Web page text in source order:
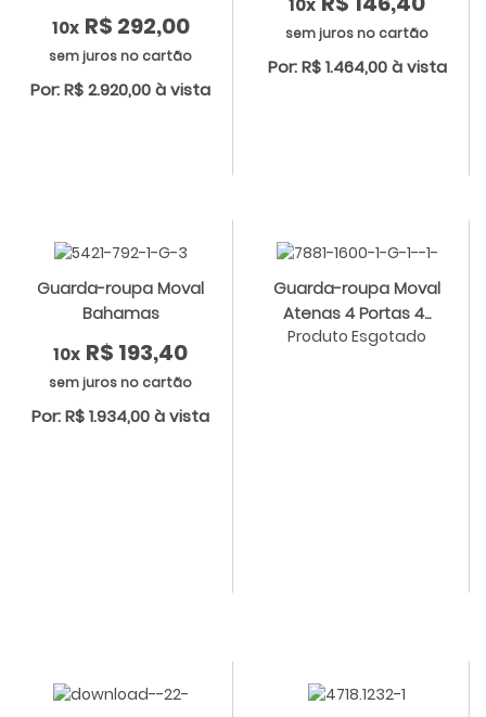
10x R$ 292,00
sem juros no cartão
Por: R$ 2.920,00 à vista
10x
sem juros no cartão
Por: R$ 1.464,00 à vista
Guarda-roupa Moval
Bahamas
10x R$ 193,40
sem juros no cartão
Por: R$ 1.934,00 à vista
Guarda-roupa Moval
Atenas 4 Portas 4...
Produto Esgotado